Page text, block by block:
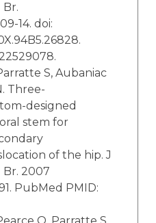
Br.
14. doi:
Three-
designed
of the hip. J
PubMed PMID: